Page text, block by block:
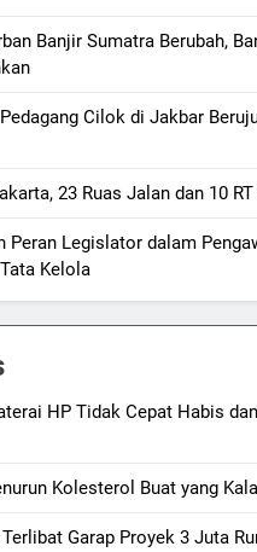
Banjir Sumatra Berubah,
Cilok di Jakbar
23 Ruas Jalan dan 10
Peran Legislator dalam
Kelola
HP Tidak Cepat Habis
Kolesterol Buat yang
Garap Proyek 3 Juta